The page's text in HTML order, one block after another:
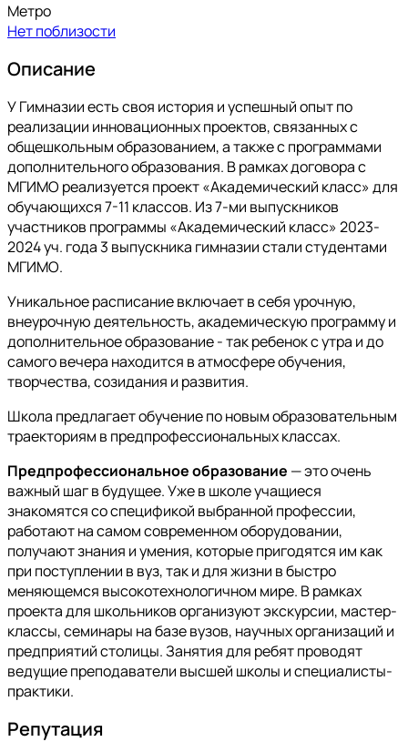
Метро
Нет поблизости
Описание
У Гимназии есть своя история и успешный опыт по
реализации инновационных проектов, связанных с
общешкольным образованием, а также с программами
дополнительного образования. В рамках договора с
МГИМО реализуется проект «Академический класс» для
обучающихся 7-11 классов. Из 7-ми выпускников
участников программы «Академический класс» 2023-
2024 уч. года 3 выпускника гимназии стали студентами
МГИМО.
Уникальное расписание включает в себя урочную,
внеурочную деятельность, академическую программу и
дополнительное образование - так ребенок с утра и до
самого вечера находится в атмосфере обучения,
творчества, созидания и развития.
Школа предлагает обучение по новым образовательным
траекториям в предпрофессиональных классах.
Предпрофессиональное образование — это очень
важный шаг в будущее. Уже в школе учащиеся
знакомятся со спецификой выбранной профессии,
работают на самом современном оборудовании,
получают знания и умения, которые пригодятся им как
при поступлении в вуз, так и для жизни в быстро
меняющемся высокотехнологичном мире. В рамках
проекта для школьников организуют экскурсии, мастер-
классы, семинары на базе вузов, научных организаций и
предприятий столицы. Занятия для ребят проводят
ведущие преподаватели высшей школы и специалисты-
практики.
Репутация